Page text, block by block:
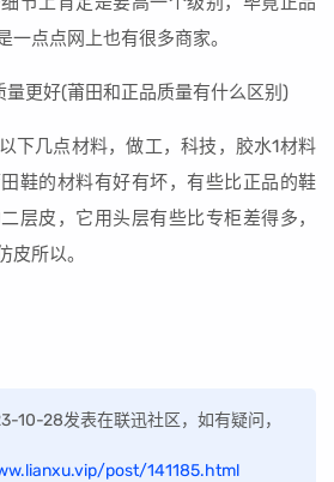
一点点网上也有很多商家。
下几点材料，做工，科技，胶水1材料
鞋的材料有好有坏，有些比正品的鞋
层皮，它用头层有些比专柜差得多，
皮所以。
10-28发表在联迅社区，如有疑问，
post/141185.html